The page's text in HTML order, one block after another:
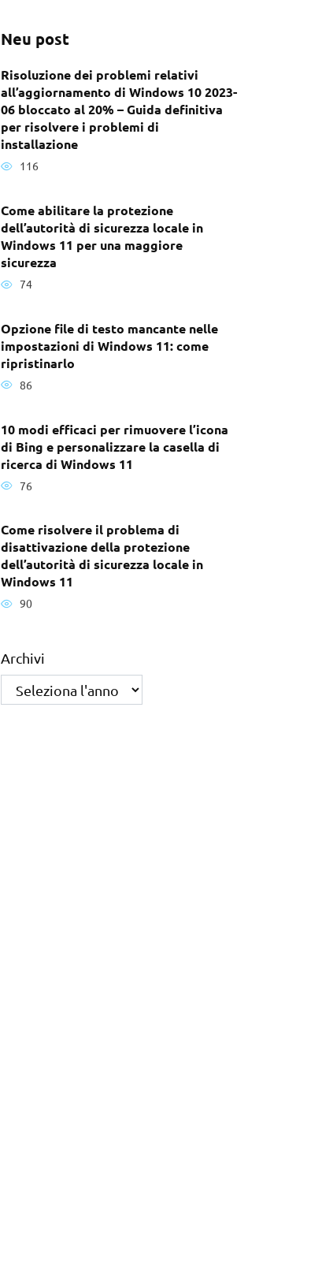
Neu post
Risoluzione dei problemi relativi
all’aggiornamento di Windows 10 2023-
06 bloccato al 20% – Guida definitiva
per risolvere i problemi di
installazione
116
Come abilitare la protezione
dell’autorità di sicurezza locale in
Windows 11 per una maggiore
sicurezza
74
Opzione file di testo mancante nelle
impostazioni di Windows 11: come
ripristinarlo
86
10 modi efficaci per rimuovere l’icona
di Bing e personalizzare la casella di
ricerca di Windows 11
76
Come risolvere il problema di
disattivazione della protezione
dell’autorità di sicurezza locale in
Windows 11
90
Archivi